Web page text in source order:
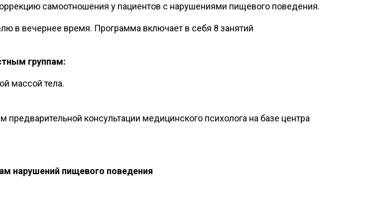
самоотношения у пациентов с нарушениями пищевого поведения.
в вечернее время. Программа включает в себя 8 занятий
группам:
массой тела.
консультации медицинского психолога на базе центра
нарушений пищевого поведения